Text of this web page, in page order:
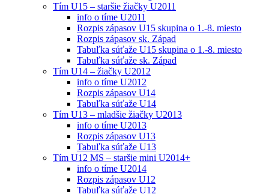
Tím U15 – staršie žiačky U2011
info o tíme U2011
Rozpis zápasov U15 skupina o 1.-8. miesto
Rozpis zápasov sk. Západ
Tabuľka súťaže U15 skupina o 1.-8. miesto
Tabuľka súťaže sk. Západ
Tím U14 – žiačky U2012
info o tíme U2012
Rozpis zápasov U14
Tabuľka súťaže U14
Tím U13 – mladšie žiačky U2013
info o tíme U2013
Rozpis zápasov U13
Tabuľka súťaže U13
Tím U12 MS – staršie mini U2014+
info o tíme U2014
Rozpis zápasov U12
Tabuľka súťaže U12